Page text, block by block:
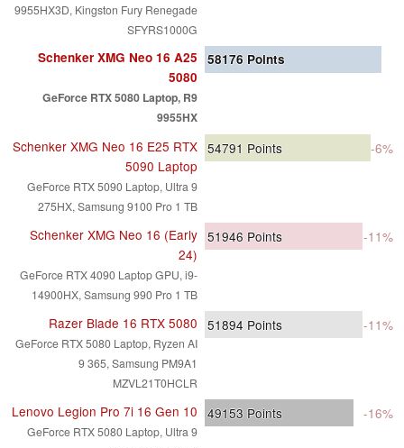
9955HX3D, Kingston Fury Renegade
SFYRS1000G
Schenker XMG Neo 16 A25
5080
GeForce RTX 5080 Laptop, R9
9955HX
58176 Points
Schenker XMG Neo 16 E25 RTX
5090 Laptop
GeForce RTX 5090 Laptop, Ultra 9
275HX, Samsung 9100 Pro 1 TB
54791 Points -6%
Schenker XMG Neo 16 (Early
24)
GeForce RTX 4090 Laptop GPU, i9-
14900HX, Samsung 990 Pro 1 TB
51946 Points -11%
Razer Blade 16 RTX 5080
GeForce RTX 5080 Laptop, Ryzen AI
9 365, Samsung PM9A1
MZVL21T0HCLR
51894 Points -11%
Lenovo Legion Pro 7i 16 Gen 10
GeForce RTX 5080 Laptop, Ultra 9
49153 Points -16%